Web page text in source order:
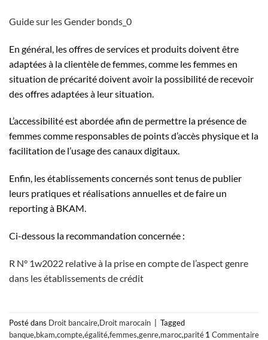
Guide sur les Gender bonds_0
En général, les offres de services et produits doivent être
adaptées à la clientèle de femmes, comme les femmes en
situation de précarité doivent avoir la possibilité de recevoir
des offres adaptées à leur situation.
L’accessibilité est abordée afin de permettre la présence de
femmes comme responsables de points d’accès physique et la
facilitation de l’usage des canaux digitaux.
Enfin, les établissements concernés sont tenus de publier
leurs pratiques et réalisations annuelles et de faire un
reporting à BKAM.
Ci-dessous la recommandation concernée :
R N° 1w2022 relative à la prise en compte de l’aspect genre
dans les établissements de crédit
Posté dans Droit bancaire,Droit marocain
Tagged
banque,bkam,compte,égalité,femmes,genre,maroc,parité1 Commentaire